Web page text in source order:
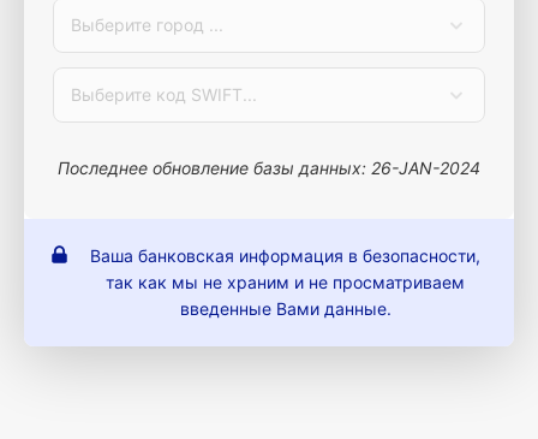
Выберите город ...
Выберите код SWIFT...
Последнее обновление базы данных: 26-JAN-2024
Ваша банковская информация в безопасности,
так как мы не храним и не просматриваем
введенные Вами данные.